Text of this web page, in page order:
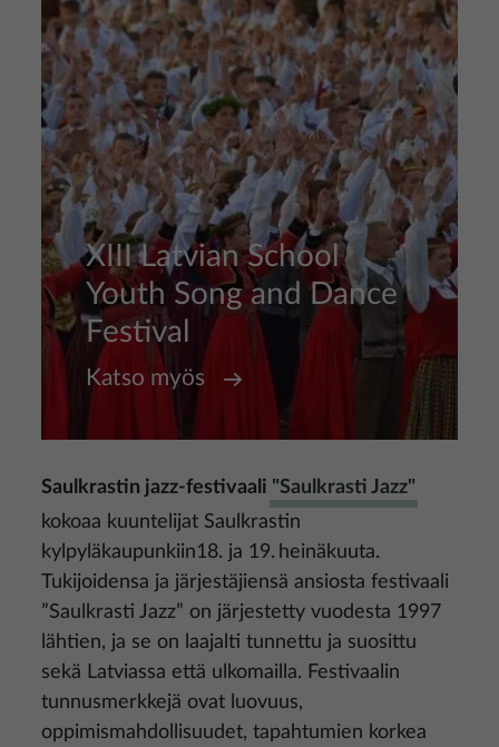
XIII Latvian School
Youth Song and Dance
Festival
Katso myös
Saulkrastin jazz-festivaali "Saulkrasti Jazz"
kokoaa kuuntelijat Saulkrastin
kylpyläkaupunkiin18. ja 19. heinäkuuta.
Tukijoidensa ja järjestäjiensä ansiosta festivaali
”Saulkrasti Jazz” on järjestetty vuodesta 1997
lähtien, ja se on laajalti tunnettu ja suosittu
sekä Latviassa että ulkomailla. Festivaalin
tunnusmerkkejä ovat luovuus,
oppimismahdollisuudet, tapahtumien korkea